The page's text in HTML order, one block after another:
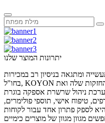
יתרונות המוצר שלנו
ומתגאה בניסיון רב במכירות
בחו"ל, KOYON רותמת את יכולות שילוב המשאבים החזקות שלה ואת
ניהול שרשרת אספקה ​​בוגרת
טיפוח אישי, תוספי פולימרים,
לספק פתרון אחד עבור לקוחות